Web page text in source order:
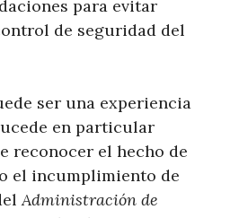
para evitar
de seguridad del
ser una experiencia
en particular
reconocer el hecho de
el incumplimiento de
Administración de